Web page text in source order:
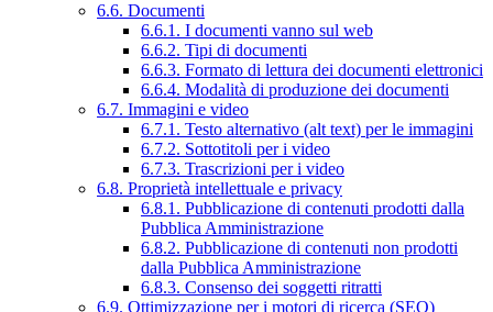
6.6. Documenti
6.6.1. I documenti vanno sul web
6.6.2. Tipi di documenti
6.6.3. Formato di lettura dei documenti elettronici
6.6.4. Modalità di produzione dei documenti
6.7. Immagini e video
6.7.1. Testo alternativo (alt text) per le immagini
6.7.2. Sottotitoli per i video
6.7.3. Trascrizioni per i video
6.8. Proprietà intellettuale e privacy
6.8.1. Pubblicazione di contenuti prodotti dalla
Pubblica Amministrazione
6.8.2. Pubblicazione di contenuti non prodotti
dalla Pubblica Amministrazione
6.8.3. Consenso dei soggetti ritratti
6.9. Ottimizzazione per i motori di ricerca (SEO)